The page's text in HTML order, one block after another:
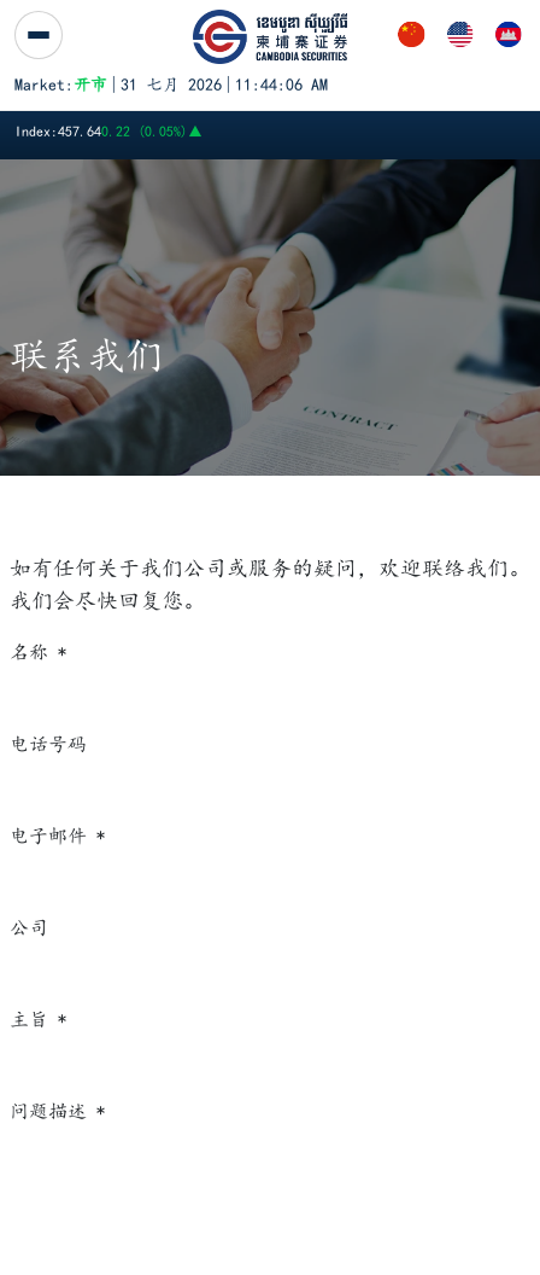
Market: 开市 31 七月 2026 11:44:06 AM
Index:457.640.22 (0.05%) ▲
跳至内容
联系我们
如有任何关于我们公司或服务的疑问，欢迎联络我们。
我们会尽快回复您。
名称 *
电话号码
电子邮件 *
公司
主旨 *
问题描述 *